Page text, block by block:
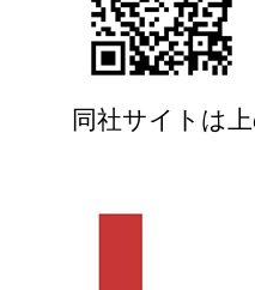
同社サイトは